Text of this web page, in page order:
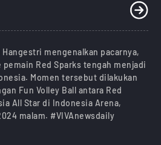
Hangestri mengenalkan pacarnya,
pemain Red Sparks tengah menjadi
Momen tersebut dilakukan
Fun Volley Ball antara Red
All Star di Indonesia Arena,
malam. #VIVAnewsdaily